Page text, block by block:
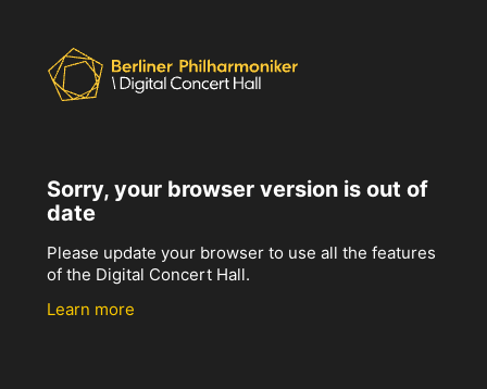
Sorry, your browser version is out of
date
Please update your browser to use all the features
of the Digital Concert Hall.
Learn more